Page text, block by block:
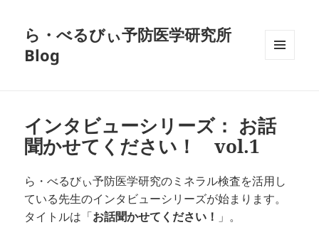
ら・べるびぃ予防医学研究所
Blog
インタビューシリーズ： お話
聞かせてください！ vol.1
ら・べるびぃ予防医学研究のミネラル検査を活用し
ている先生のインタビューシリーズが始まります。
タイトルは「 お話聞かせてください！ 」。